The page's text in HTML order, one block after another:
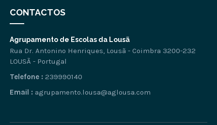
CONTACTOS
Agrupamento de Escolas da Lousã
Rua Dr. Antonino Henriques, Lousã - Coimbra 3200-232
LOUSÃ - Portugal
Telefone : 239990140
Email : agrupamento.lousa@aglousa.com